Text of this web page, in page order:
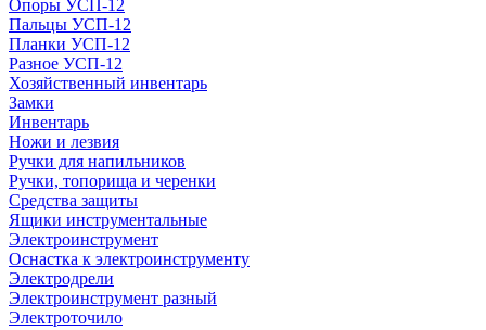
Опоры УСП-12
Пальцы УСП-12
Планки УСП-12
Разное УСП-12
Хозяйственный инвентарь
Замки
Инвентарь
Ножи и лезвия
Ручки для напильников
Ручки, топорища и черенки
Средства защиты
Ящики инструментальные
Электроинструмент
Оснастка к электроинструменту
Электродрели
Электроинструмент разный
Электроточило